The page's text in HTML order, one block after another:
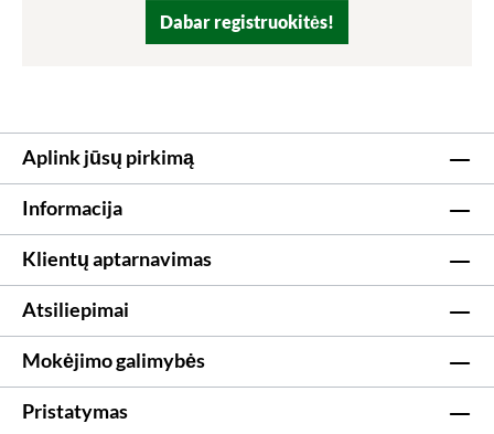
Dabar registruokitės!
Aplink jūsų pirkimą
Informacija
Klientų aptarnavimas
Atsiliepimai
Mokėjimo galimybės
Pristatymas